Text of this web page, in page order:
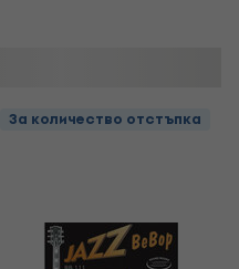
За количество отстъпка